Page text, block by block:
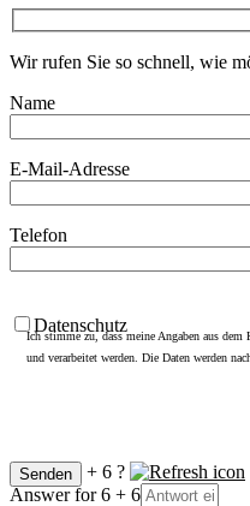
Wir rufen Sie so schnell, wie
Name
E-Mail-Adresse
Telefon
Datenschutz
Ich stimme zu, dass meine Angaben aus
und verarbeitet werden. Die Daten werden
What is 6 + 6 ?
Answer for 6 + 6